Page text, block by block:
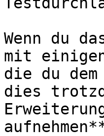
Wenn du
mit
die du
dies